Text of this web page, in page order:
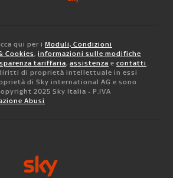
qui per i Moduli, Condizioni
Cookies, informazioni sulle modifiche
tariffaria, assistenza e contatti.
di proprietà intellettuale in essi
di Sky international AG e sono
2025 Sky Italia - P.IVA
Abusi